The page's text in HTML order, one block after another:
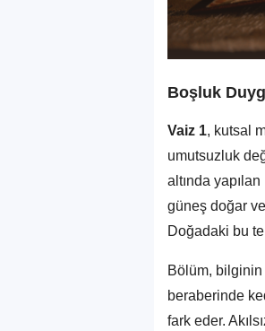
Boşluk
Vaiz 1, kutsal
umutsuzluk
altında
güneş doğar
Doğadaki bu
Bölüm, bilginin
beraberinde
fark eder.